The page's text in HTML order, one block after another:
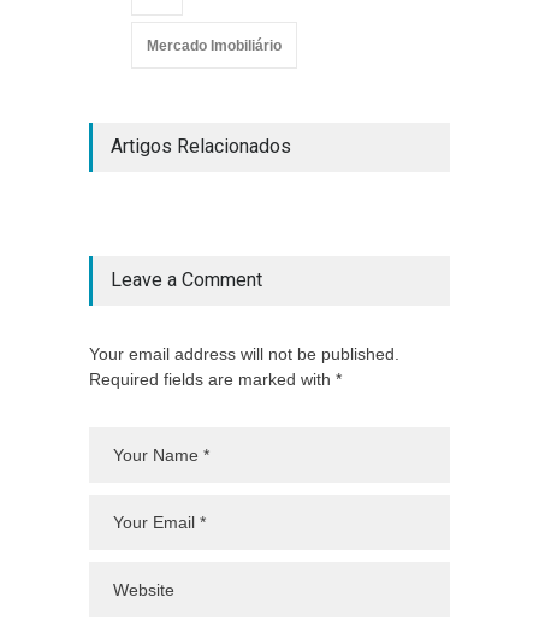
Mercado Imobiliário
Artigos Relacionados
Leave a Comment
Your email address will not be published.
Required fields are marked with *